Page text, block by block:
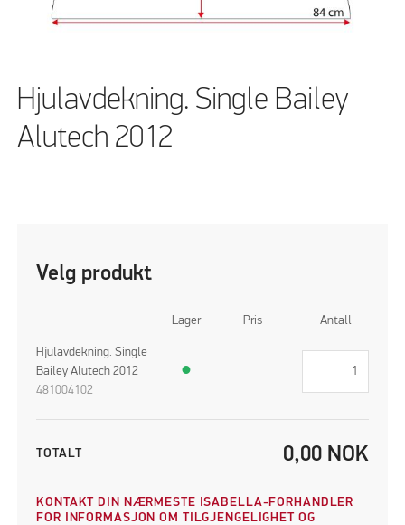
Hjulavdekning. Single Bailey
Alutech 2012
Velg produkt
Lager Pris Antall
Hjulavdekning. Single
Bailey Alutech 2012
481004102
●
TOTALT 0,00 NOK
KONTAKT DIN NÆRMESTE ISABELLA-FORHANDLER
FOR INFORMASJON OM TILGJENGELIGHET OG